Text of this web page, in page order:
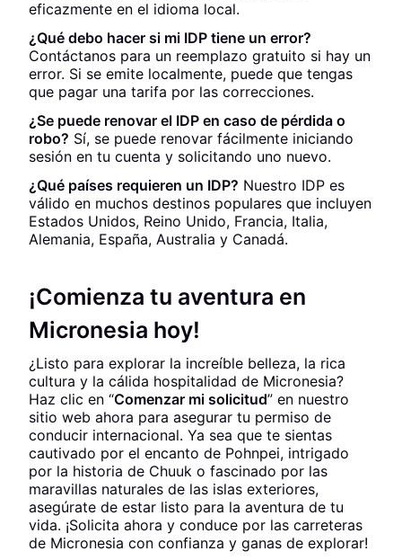
eficazmente en el idioma local.
¿Qué debo hacer si mi IDP tiene un error?
Contáctanos para un reemplazo gratuito si hay un
error. Si se emite localmente, puede que tengas
que pagar una tarifa por las correcciones.
¿Se puede renovar el IDP en caso de pérdida o
robo? Sí, se puede renovar fácilmente iniciando
sesión en tu cuenta y solicitando uno nuevo.
¿Qué países requieren un IDP? Nuestro IDP es
válido en muchos destinos populares que incluyen
Estados Unidos, Reino Unido, Francia, Italia,
Alemania, España, Australia y Canadá.
¡Comienza tu aventura en
Micronesia hoy!
¿Listo para explorar la increíble belleza, la rica
cultura y la cálida hospitalidad de Micronesia?
Haz clic en “Comenzar mi solicitud” en nuestro
sitio web ahora para asegurar tu permiso de
conducir internacional. Ya sea que te sientas
cautivado por el encanto de Pohnpei, intrigado
por la historia de Chuuk o fascinado por las
maravillas naturales de las islas exteriores,
asegúrate de estar listo para la aventura de tu
vida. ¡Solicita ahora y conduce por las carreteras
de Micronesia con confianza y ganas de explorar!